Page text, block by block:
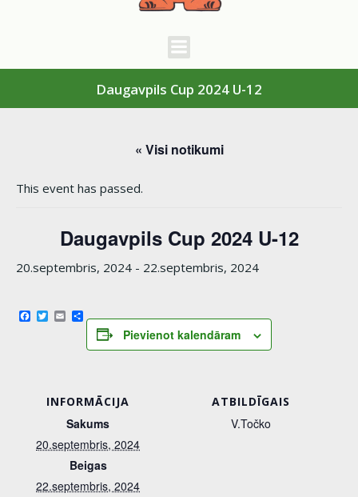
Daugavpils Cup 2024 U-12
« Visi notikumi
This event has passed.
Daugavpils Cup 2024 U-12
20.septembris, 2024 - 22.septembris, 2024
Facebook
Twitter
EmailShare
Pievienot kalendāram
INFORMĀCIJA
Sakums
20.septembris, 2024
Beigas
22.septembris, 2024
ATBILDĪGAIS
V.Točko